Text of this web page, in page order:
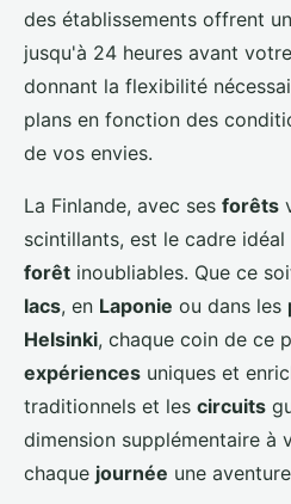
des établissements offrent
jusqu'à 24 heures avant votre
donnant la flexibilité
plans en fonction des
de vos envies.
La Finlande, avec ses forêts
scintillants, est le cadre
forêt inoubliables. Que ce
lacs, en Laponie ou dans les
Helsinki, chaque coin de ce
expériences uniques et
traditionnels et les circuits
dimension supplémentaire à
chaque journée une